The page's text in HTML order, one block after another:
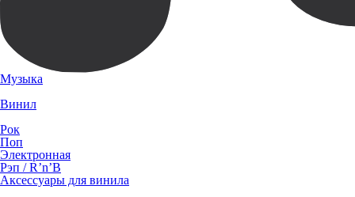
Музыка
Винил
Рок
Поп
Электронная
Рэп / R’n’B
Аксессуары для винила